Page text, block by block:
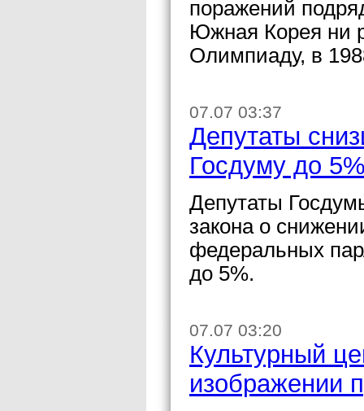
поражений
Южная Корея ни
Олимпиаду, в
07.07 03:37
Депутаты
Госдуму до
Депутаты
закона о
федеральных
до 5%.
07.07 03:20
Культурный
изображении